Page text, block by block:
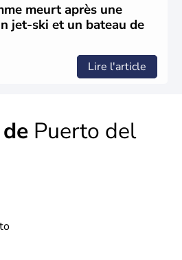
meurt après une
jet-ski et un bateau de
Lire l'article
Puerto del